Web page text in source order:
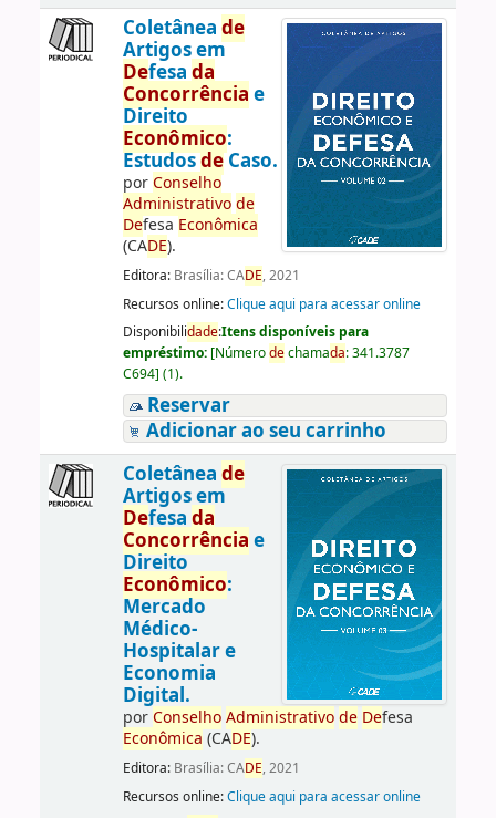
Coletânea de
Artigos em
Defesa da
Concorrência e
Direito
Econômico:
EstudosdeCaso.
porConselho
Administrativo de
Defesa Econômica
(CADE).
Editora: Brasília: CADE, 2021
Recursos online:Clique aqui para acessar online
Disponibilidade:Itens disponíveis para
empréstimo: [Númerodechamada:341.3787
C694] (1).
Reservar
Adicionar ao seu carrinho
Coletânea de
Artigos em
Defesa da
Concorrência e
Direito
Econômico:
Mercado
Médico-
Hospitalar e
Economia
Digital.
porConselho Administrativo de Defesa
Econômica (CADE).
Editora: Brasília: CADE, 2021
Recursos online:Clique aqui para acessar online